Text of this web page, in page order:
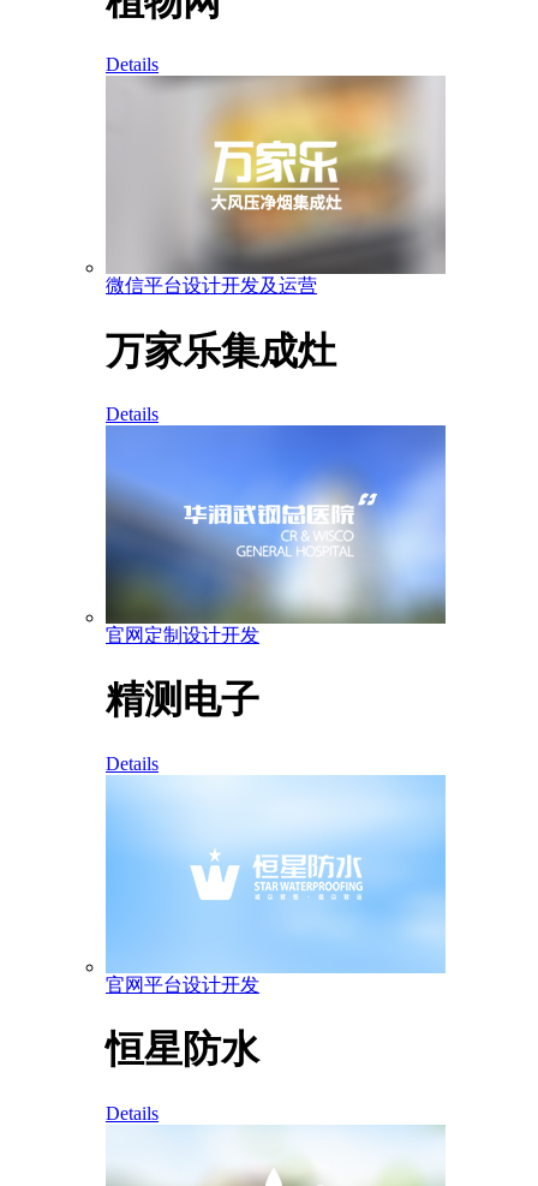
Details
微信平台设计开发及运营
万家乐集成灶
Details
官网定制设计开发
精测电子
Details
官网平台设计开发
恒星防水
Details